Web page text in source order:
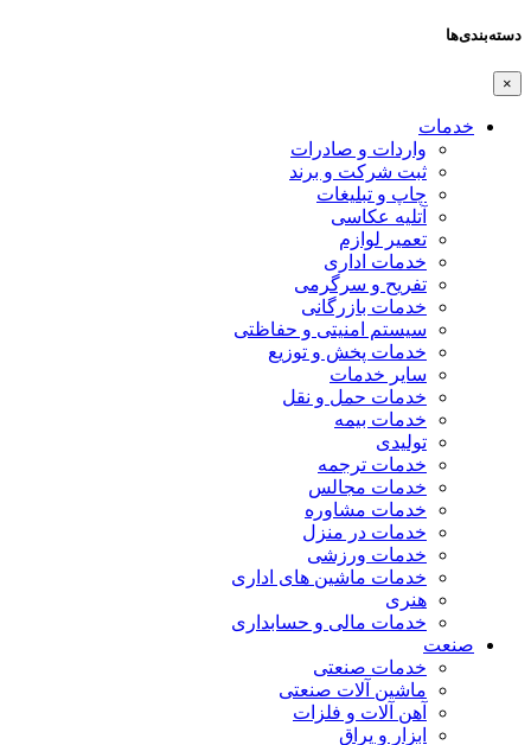
دسته‌بندی‌ها
×
خدمات
واردات و صادرات
ثبت شرکت و برند
چاپ و تبلیغات
آتلیه عکاسی
تعمیر لوازم
خدمات اداری
تفریح و سرگرمی
خدمات بازرگانی
سیستم امنیتی و حفاظتی
خدمات پخش و توزیع
سایر خدمات
خدمات حمل و نقل
خدمات بیمه
تولیدی
خدمات ترجمه
خدمات مجالس
خدمات مشاوره
خدمات در منزل
خدمات ورزشی
خدمات ماشین های اداری
هنری
خدمات مالی و حسابداری
صنعت
خدمات صنعتی
ماشین آلات صنعتی
آهن آلات و فلزات
ابزار و یراق